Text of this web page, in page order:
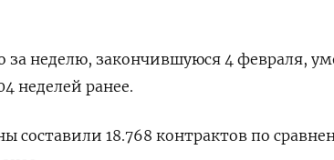
за неделю, закончившуюся 4 февраля,
неделей ранее.
составили 18.768 контрактов по